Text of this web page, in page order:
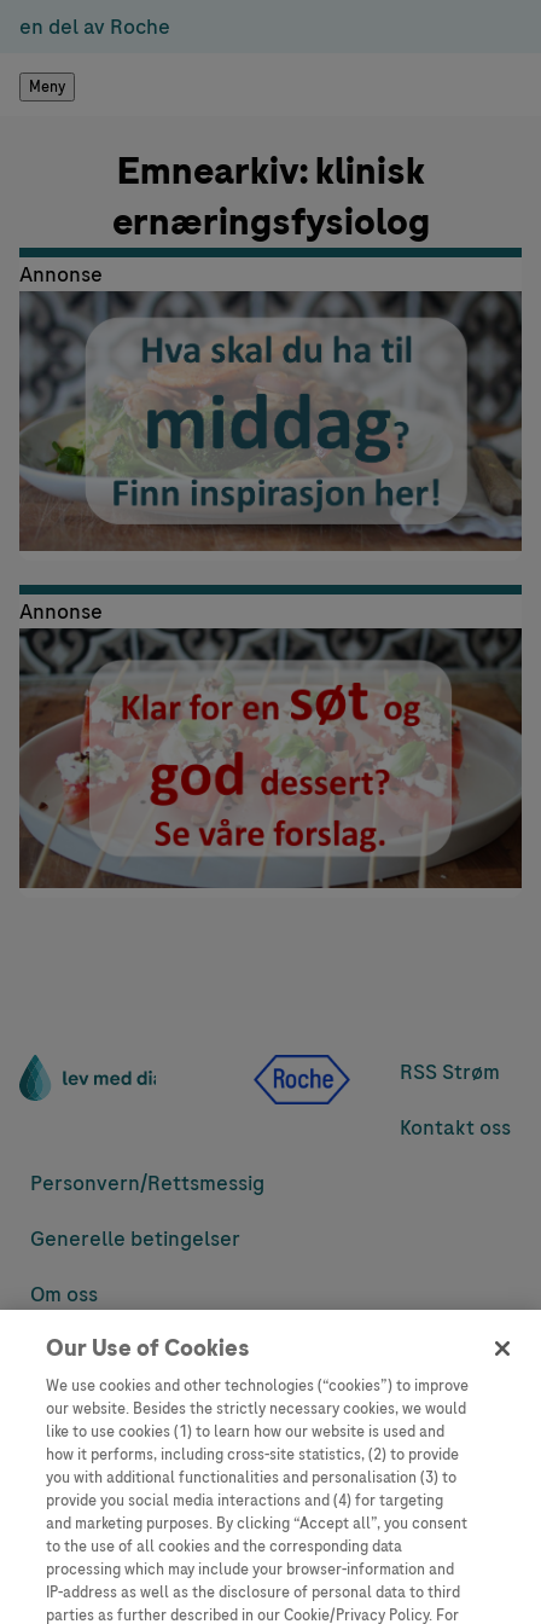
en del av Roche
Meny
Emnearkiv: klinisk
ernæringsfysiolog
Annonse
Annonse
RSS Strøm
Kontakt oss
Personvern/Rettsmessig
Generelle betingelser
Om oss
Denne nettsiden inneholder informasjon som er målsatt til en stor
informasjon som ellers ikke er tilgjengelig eller gyldig i ditt land.
Vennligst vær oppmerksom på at vi ikke tar noe ansvar for tilgang til
informasjon som muligens ikke er i samsvar med noen gyldig juridisk
prosess, regulering, registrering eller bruk i bostedslandet ditt.
Roche har ikke alltid mulighet til å kvalitetssikre andres innlegg, men
vil fjerne villedende eller upassende innlegg så langt det lar seg gjøre.
Vi har ikke ansvar for innhold på eksterne nettsider som det lenkes til.
Kopiering av materiale fra dette nettstedet for bruk annet sted er ikke
tillatt uten avtale. Nettstedet selger plass til annonsører, og slikt
Our Use of Cookies
We use cookies and other technologies (“cookies”) to improve
our website. Besides the strictly necessary cookies, we would
like to use cookies (1) to learn how our website is used and
how it performs, including cross-site statistics, (2) to provide
you with additional functionalities and personalisation (3) to
provide you social media interactions and (4) for targeting
and marketing purposes. By clicking “Accept all”, you consent
to the use of all cookies and the corresponding data
processing which may include your browser-information and
IP-address as well as the disclosure of personal data to third
parties as further described in our Cookie/Privacy Policy. For